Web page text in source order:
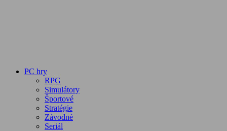
PC hry
RPG
Simulátory
Športové
Stratégie
Závodné
Seriál